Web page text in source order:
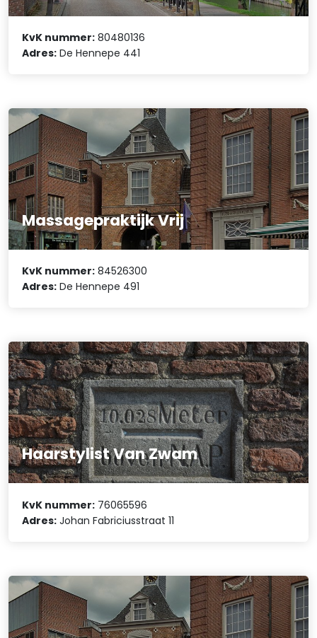
KvK nummer: 80480136
Adres: De Hennepe 441
Massagepraktijk Vrij
KvK nummer: 84526300
Adres: De Hennepe 491
Haarstylist Van Zwam
KvK nummer: 76065596
Adres: Johan Fabriciusstraat 11